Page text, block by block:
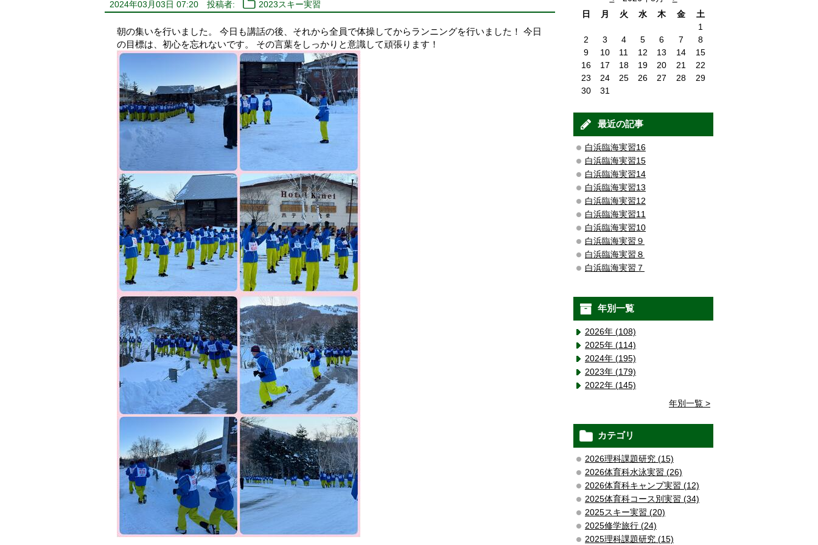
2024年03月03日 07:20 投稿者: 2023スキー実習
朝の集いを行いました。 今日も講話の後、それから全員で体操してからランニングを行いました！ 今日
の目標は、初心を忘れないです。 その言葉をしっかりと意識して頑張ります！
日
月 火 水 木 金
土
1
2
3 4 5 6 7
8
9
10 11 12 13 14
15
16
17 18 19 20 21
22
23
24 25 26 27 28
29
30
31
最近の記事
白浜臨海実習16
白浜臨海実習15
白浜臨海実習14
白浜臨海実習13
白浜臨海実習12
白浜臨海実習11
白浜臨海実習10
白浜臨海実習９
白浜臨海実習８
白浜臨海実習７
年別一覧
2026年 (108)
2025年 (114)
2024年 (195)
2023年 (179)
2022年 (145)
年別一覧 >
カテゴリ
2026理科課題研究 (15)
2026体育科水泳実習 (26)
2026体育科キャンプ実習 (12)
2025体育科コース別実習 (34)
2025スキー実習 (20)
2025修学旅行 (24)
2025理科課題研究 (15)